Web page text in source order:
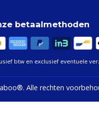
betaalmethoden
btw en exclusief eventuele
Alle rechten